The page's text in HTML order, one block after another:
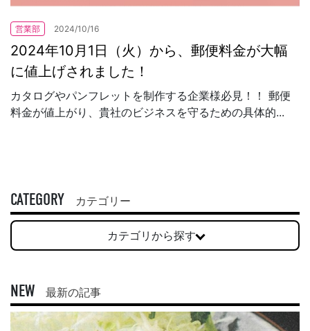
営業部 2024/10/16
2024年10月1日（火）から、郵便料金が大幅
に値上げされました！
カタログやパンフレットを制作する企業様必見！！ 郵便
料金が値上がり、貴社のビジネスを守るための具体的...
CATEGORY カテゴリー
カテゴリから探す
NEW 最新の記事